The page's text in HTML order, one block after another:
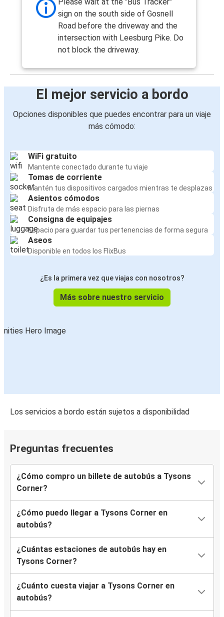
sign on the south side of Gosnell
Road before the driveway and the
intersection with Leesburg Pike. Do
not block the driveway.
El mejor servicio a bordo
Opciones disponibles que puedes encontrar para un viaje
más cómodo:
WiFi gratuito
Mantente conectado durante tu viaje
Tomas de corriente
Mantén tus dispositivos cargados mientras te desplazas
Asientos cómodos
Disfruta de más espacio para las piernas
Consigna de equipajes
Espacio para guardar tus pertenencias de forma segura
Aseos
Disponible en todos los FlixBus
¿Es la primera vez que viajas con nosotros?
Más sobre nuestro servicio
Los servicios a bordo están sujetos a disponibilidad
Preguntas frecuentes
¿Cómo compro un billete de autobús a Tysons
Corner?
¿Cómo puedo llegar a Tysons Corner en
autobús?
¿Cuántas estaciones de autobús hay en
Tysons Corner?
¿Cuánto cuesta viajar a Tysons Corner en
autobús?